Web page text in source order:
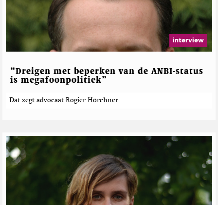
interview
“Dreigen met beperken van de ANBI-status
is megafoonpolitiek”
Dat zegt advocaat Rogier Hörchner